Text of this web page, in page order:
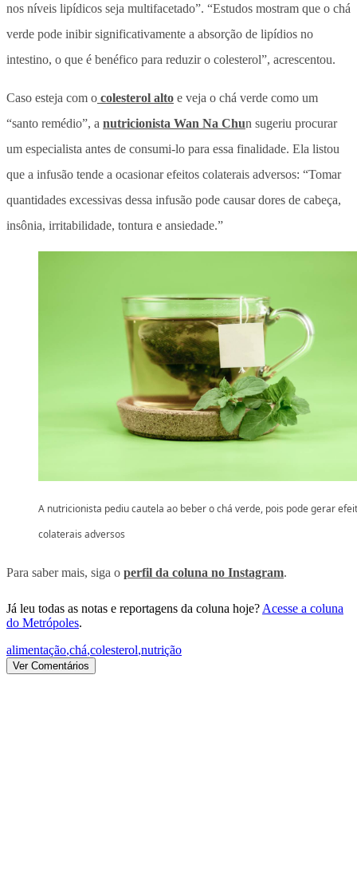
nos níveis lipídicos seja multifacetado”. “Estudos mostram que o chá
verde pode inibir significativamente a absorção de lipídios no
intestino, o que é benéfico para reduzir o colesterol”, acrescentou.
Caso esteja com o colesterol alto e veja o chá verde como um
“santo remédio”, a nutricionista Wan Na Chun sugeriu procurar
um especialista antes de consumi-lo para essa finalidade. Ela listou
que a infusão tende a ocasionar efeitos colaterais adversos: “Tomar
quantidades excessivas dessa infusão pode causar dores de cabeça,
insônia, irritabilidade, tontura e ansiedade.”
A nutricionista pediu cautela ao beber o chá verde, pois pode gerar
colaterais adversos
Para saber mais, siga o perfil da coluna no Instagram.
Já leu todas as notas e reportagens da coluna hoje? Acesse a coluna
do Metrópoles.
alimentação,chá,colesterol,nutrição
Ver Comentários